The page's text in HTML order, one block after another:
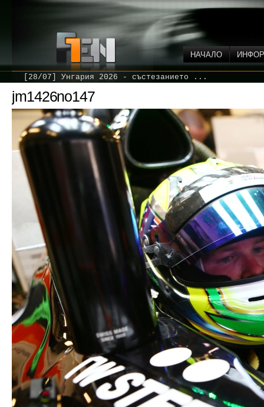
НАЧАЛО
[28/07] Унгария 2026 - състезанието ...
jm1426no147